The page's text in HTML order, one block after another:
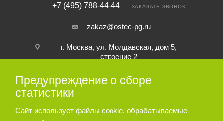
+7 (495) 788-44-44 ЗАКАЗАТЬ ЗВОНОК
zakaz@ostec-pg.ru
г. Москва, ул. Молдавская, дом 5,
строение 2
ПОДПИСАТЬСЯ НА РАССЫЛКУ
ПОЛИТИКА КОНФИДЕНЦИАЛЬНОСТИ
Предупреждение о сборе
статистики
Сайт использует файлы cookie, обрабатываемые